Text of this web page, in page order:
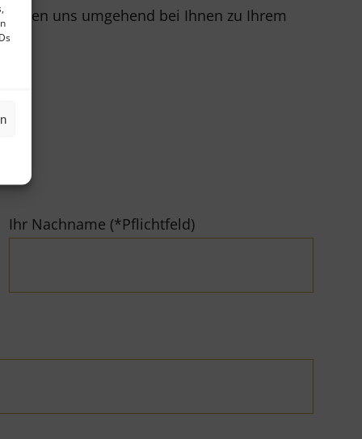
uns umgehend bei Ihnen zu Ihrem
Ihr Nachname (*Pflichtfeld)